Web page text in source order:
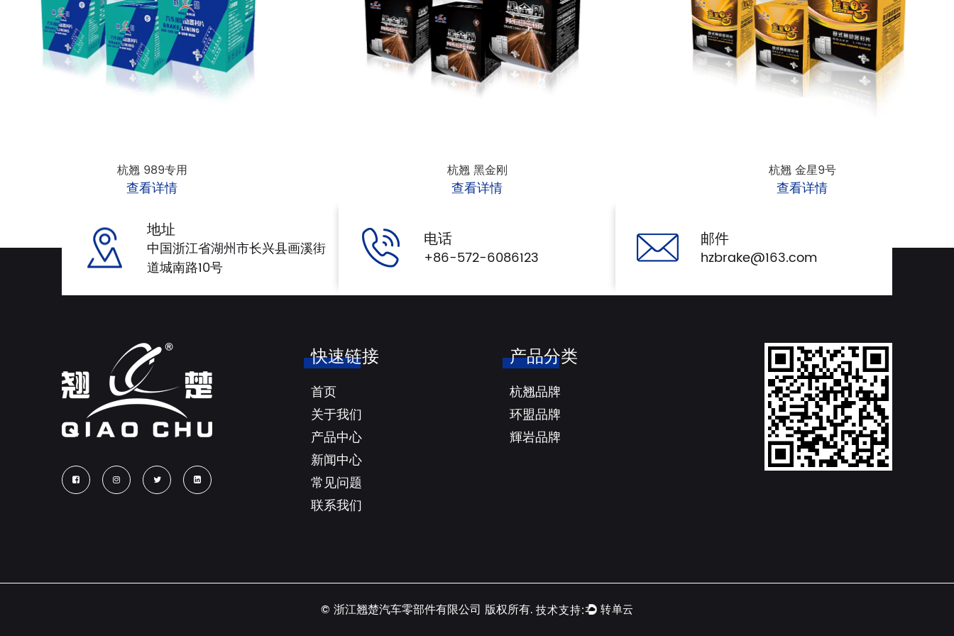
杭翘 989专用
查看详情
杭翘 黑金刚
查看详情
杭翘 金星9号
查看详情
地址
中国浙江省湖州市长兴县画溪街
道城南路10号
电话
+86-572-6086123
邮件
hzbrake@163.com
快速链接
首页
关于我们
产品中心
新闻中心
常见问题
联系我们
产品分类
杭翘品牌
环盟品牌
輝岩品牌
© 浙江翘楚汽车零部件有限公司 版权所有.